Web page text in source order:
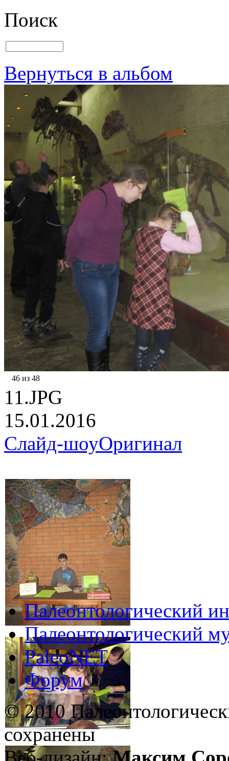
Поиск
Вернуться в альбом
46 из 48
11.JPG
15.01.2016
Слайд-шоуОригинал
Палеонтологический
Палеонтологический
PaleoNET
Форум
© 2010
сохранены